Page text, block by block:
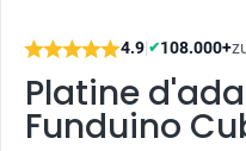
4.9|✔108.000+
Platine
Funduino